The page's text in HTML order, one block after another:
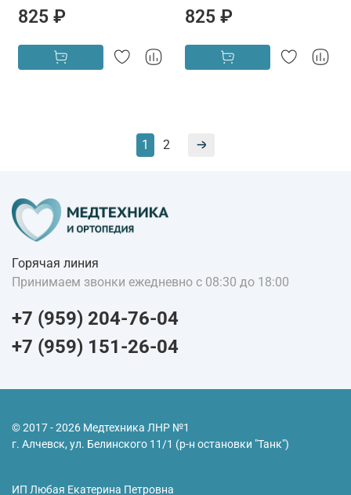
825 ₽ 825 ₽
1 2
Горячая линия
Принимаем звонки ежедневно с 08:30 до 18:00
+7 (959) 204-76-04
+7 (959) 151-26-04
© 2017 - 2026 Медтехника ЛНР №1
г. Алчевск, ул. Белинского 11/1 (р-н остановки "Танк")
ИП Любая Екатерина Петровна